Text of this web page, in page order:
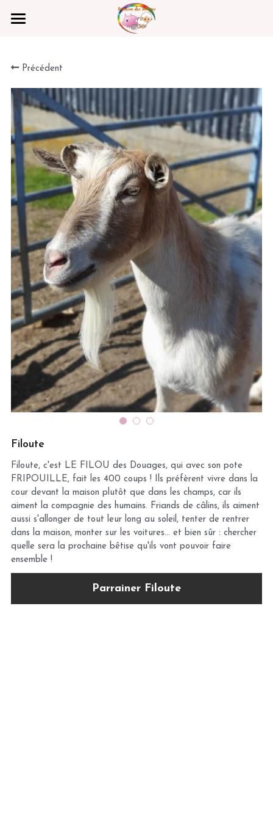
Photos
Vidéos
Contact
Rechercher
Faire un Don
Précédent
Filoute
Filoute, c'est LE FILOU des Douages, qui avec son pote
FRIPOUILLE, fait les 400 coups ! Ils préfèrent vivre dans la
cour devant la maison plutôt que dans les champs, car ils
aiment la compagnie des humains. Friands de câlins, ils aiment
aussi s'allonger de tout leur long au soleil, tenter de rentrer
dans la maison, monter sur les voitures... et bien sûr : chercher
quelle sera la prochaine bêtise qu'ils vont pouvoir faire
ensemble !
Parrainer Filoute